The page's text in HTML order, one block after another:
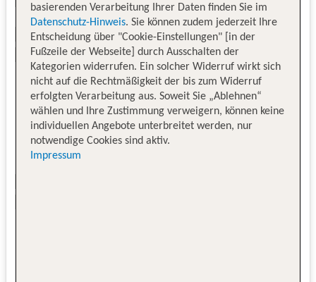
basierenden Verarbeitung Ihrer Daten finden Sie im
Datenschutz-Hinweis. Sie können zudem jederzeit Ihre
Entscheidung über "Cookie-Einstellungen" [in der
Fußzeile der Webseite] durch Ausschalten der
Kategorien widerrufen. Ein solcher Widerruf wirkt sich
nicht auf die Rechtmäßigkeit der bis zum Widerruf
erfolgten Verarbeitung aus. Soweit Sie „Ablehnen“
wählen und Ihre Zustimmung verweigern, können keine
individuellen Angebote unterbreitet werden, nur
notwendige Cookies sind aktiv.
Impressum